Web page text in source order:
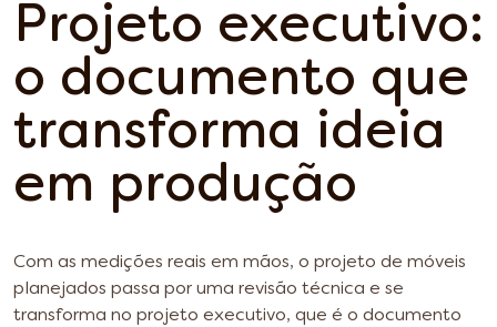
Projeto executivo:
o documento que
transforma ideia
em produção
Com as medições reais em mãos, o projeto de móveis
planejados passa por uma revisão técnica e se
transforma no projeto executivo, que é o documento